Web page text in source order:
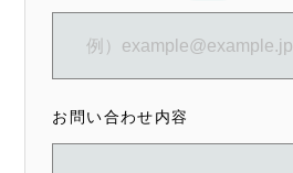
お問い合わせ内容